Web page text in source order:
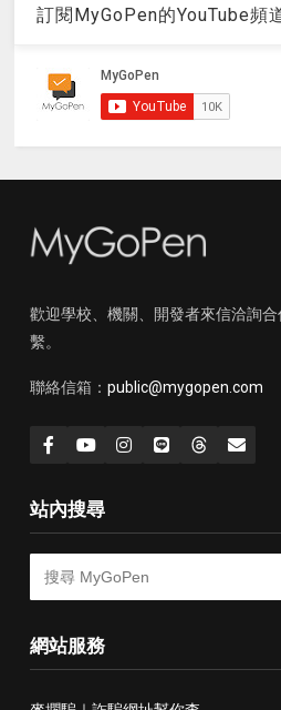
訂閱MyGoPen的YouTube頻
歡迎學校、機關、開發者來信洽詢
繫。
聯絡信箱： public@mygopen.com
站內搜尋
網站服務